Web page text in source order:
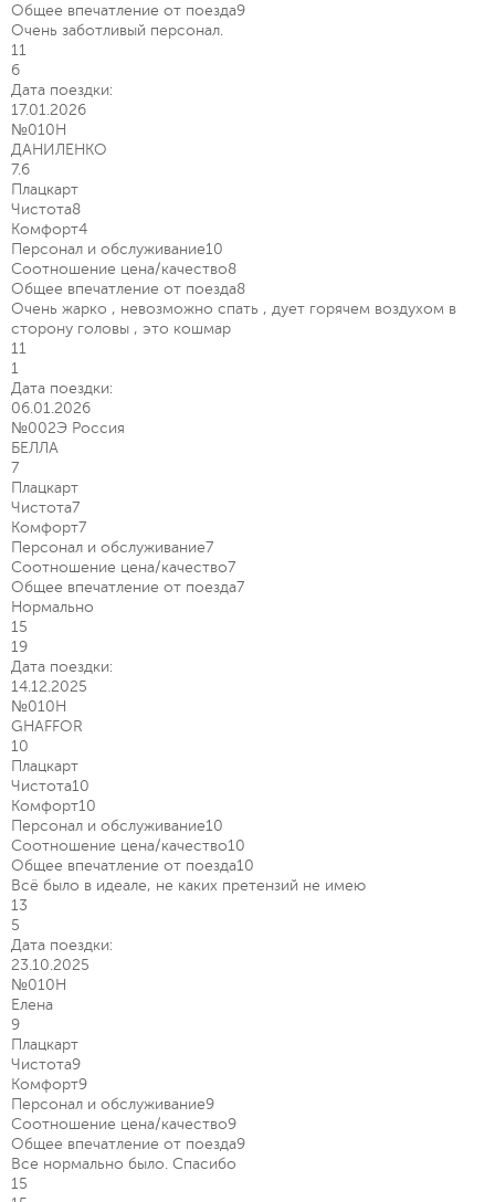
Общее впечатление от поезда9
Очень заботливый персонал.
11
6
Дата поездки:
17.01.2026
№010Н
ДАНИЛЕНКО
7.6
Плацкарт
Чистота8
Комфорт4
Персонал и обслуживание10
Соотношение цена/качество8
Общее впечатление от поезда8
Очень жарко , невозможно спать , дует горячем воздухом в
сторону головы , это кошмар
11
1
Дата поездки:
06.01.2026
№002Э Россия
БЕЛЛА
7
Плацкарт
Чистота7
Комфорт7
Персонал и обслуживание7
Соотношение цена/качество7
Общее впечатление от поезда7
Нормально
15
19
Дата поездки:
14.12.2025
№010Н
GHAFFOR
10
Плацкарт
Чистота10
Комфорт10
Персонал и обслуживание10
Соотношение цена/качество10
Общее впечатление от поезда10
Всё было в идеале, не каких претензий не имею
13
5
Дата поездки:
23.10.2025
№010Н
Елена
9
Плацкарт
Чистота9
Комфорт9
Персонал и обслуживание9
Соотношение цена/качество9
Общее впечатление от поезда9
Все нормально было. Спасибо
15